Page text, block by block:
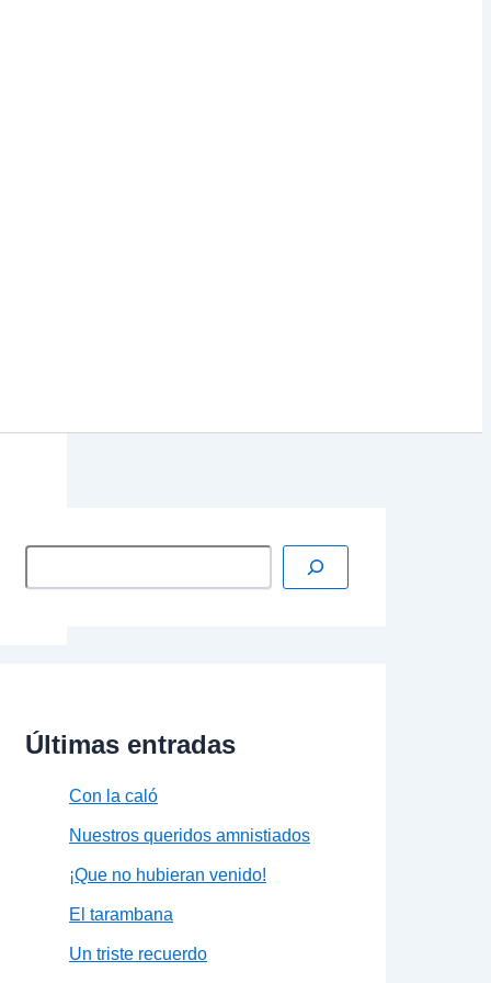
Últimas entradas
Con la caló
Nuestros queridos amnistiados
¡Que no hubieran venido!
El tarambana
Un triste recuerdo